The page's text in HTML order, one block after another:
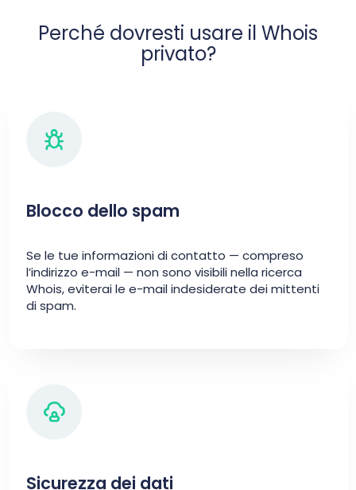
Perché dovresti usare il Whois
privato?
Blocco dello spam
Se le tue informazioni di contatto — compreso
l’indirizzo e-mail — non sono visibili nella ricerca
Whois, eviterai le e-mail indesiderate dei mittenti
di spam.
Sicurezza dei dati